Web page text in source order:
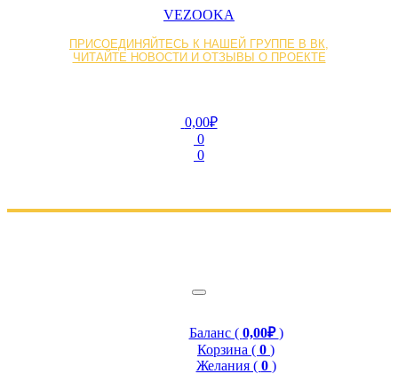
VEZOOKA
ПРИСОЕДИНЯЙТЕСЬ К НАШЕЙ ГРУППЕ В ВК,
ЧИТАЙТЕ НОВОСТИ И ОТЗЫВЫ О ПРОЕКТЕ
0,00₽
0
0
Баланс ( 0,00₽)
Корзина ( 0 )
Желания ( 0 )